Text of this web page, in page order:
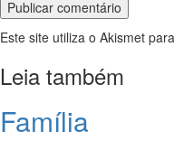
Este site utiliza o Akismet
Leia também
Família